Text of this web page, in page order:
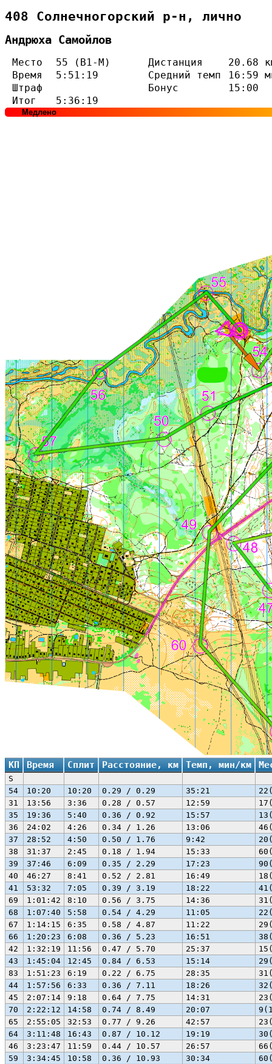
408 Солнечногорский р-н, лично
Андрюха Самойлов
Место 55 (В1-М) Дистанция
20.68
Время
5:51:19 Средний темп
16:59
Штраф
Бонус
15:00
Итог
5:36:19
Медлено
КП Время Сплит Расстояние, км Темп, мин/км
S
54
10:20 10:20 0.29 / 0.29 35:21
31
13:56 3:36 0.28 / 0.57 12:59
35
19:36 5:40 0.36 / 0.92 15:57
36
24:02 4:26 0.34 / 1.26 13:06
37
28:52 4:50 0.50 / 1.76 9:42
38
31:37 2:45 0.18 / 1.94 15:33
39
37:46 6:09 0.35 / 2.29 17:23
40
46:27 8:41 0.52 / 2.81 16:49
41
53:32 7:05 0.39 / 3.19 18:22
69
1:01:42 8:10 0.56 / 3.75 14:36
68
1:07:40 5:58 0.54 / 4.29 11:05
67
1:14:15 6:35 0.58 / 4.87 11:22
66
1:20:23 6:08 0.36 / 5.23 16:51
42
1:32:19 11:56 0.47 / 5.70 25:37
43
1:45:04 12:45 0.84 / 6.53 15:14
83
1:51:23 6:19 0.22 / 6.75 28:35
44
1:57:56 6:33 0.36 / 7.11 18:26
45
2:07:14 9:18 0.64 / 7.75 14:31
70
2:22:12 14:58 0.74 / 8.49 20:07
65
2:55:05 32:53 0.77 / 9.26 42:57
64
3:11:48 16:43 0.87 / 10.12 19:19
46
3:23:47 11:59 0.44 / 10.57 26:57
59
3:34:45 10:58 0.36 / 10.93 30:34